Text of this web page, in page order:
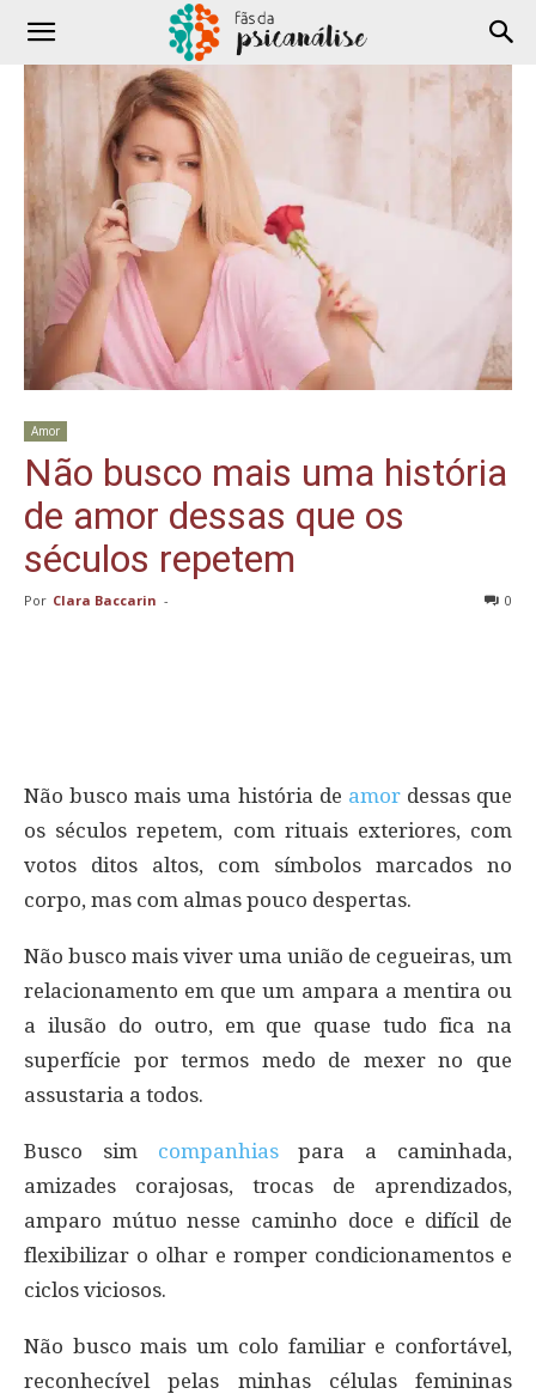
Amor
Não busco mais uma história
de amor dessas que os
séculos repetem
Por Clara Baccarin - 0
Não busco mais uma história de amordessas que
os séculos repetem, com rituais exteriores, com
votos ditos altos, com símbolos marcados no
corpo, mas com almas pouco despertas.
Não busco mais viver uma união de cegueiras, um
relacionamento em que um ampara a mentira ou
a ilusão do outro, em que quase tudo fica na
superfície por termos medo de mexer no que
assustaria a todos.
Busco sim companhiaspara a caminhada,
amizades corajosas, trocas de aprendizados,
amparo mútuo nesse caminho doce e difícil de
flexibilizar o olhar e romper condicionamentos e
ciclos viciosos.
Não busco mais um colo familiar e confortável,
reconhecível pelas minhas células femininas